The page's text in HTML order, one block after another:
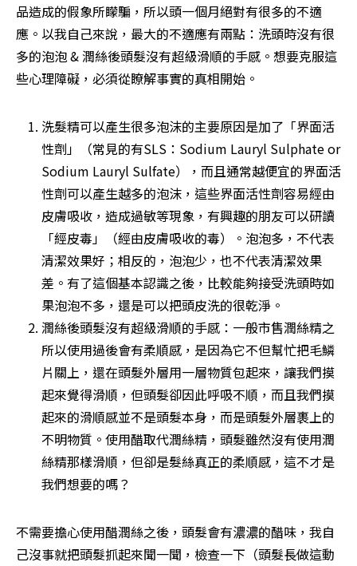
品造成的假象所矇騙，所以頭一個月絕對有很多的不適
應。以我自己來說，最大的不適應有兩點：洗頭時沒有很
多的泡泡 & 潤絲後頭髮沒有超級滑順的手感。想要克服這
些心理障礙，必須從瞭解事實的真相開始。
洗髮精可以產生很多泡沫的主要原因是加了「界面活
性劑」（常見的有SLS：Sodium Lauryl Sulphate or
Sodium Lauryl Sulfate），而且通常越便宜的界面活
性劑可以產生越多的泡沫，這些界面活性劑容易經由
皮膚吸收，造成過敏等現象，有興趣的朋友可以研讀
「經皮毒」（經由皮膚吸收的毒）。泡泡多，不代表
清潔效果好；相反的，泡泡少，也不代表清潔效果
差。有了這個基本認識之後，比較能夠接受洗頭時如
果泡泡不多，還是可以把頭皮洗的很乾淨。
潤絲後頭髮沒有超級滑順的手感：一般市售潤絲精之
所以使用過後會有柔順感，是因為它不但幫忙把毛鱗
片關上，還在頭髮外層用一層物質包起來，讓我們摸
起來覺得滑順，但頭髮卻因此呼吸不順，而且我們摸
起來的滑順感並不是頭髮本身，而是頭髮外層裹上的
不明物質。使用醋取代潤絲精，頭髮雖然沒有使用潤
絲精那樣滑順，但卻是髮絲真正的柔順感，這不才是
我們想要的嗎？
不需要擔心使用醋潤絲之後，頭髮會有濃濃的醋味，我自
己沒事就把頭髮抓起來聞一聞，檢查一下（頭髮長做這動